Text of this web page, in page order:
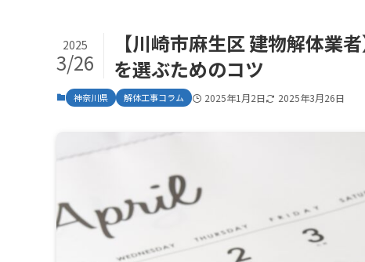
【川崎市麻生区 建物解体業
を選ぶためのコツ
2025
3/26
神奈川県 解体工事コラム 2025年1月2日 2025年3月26日